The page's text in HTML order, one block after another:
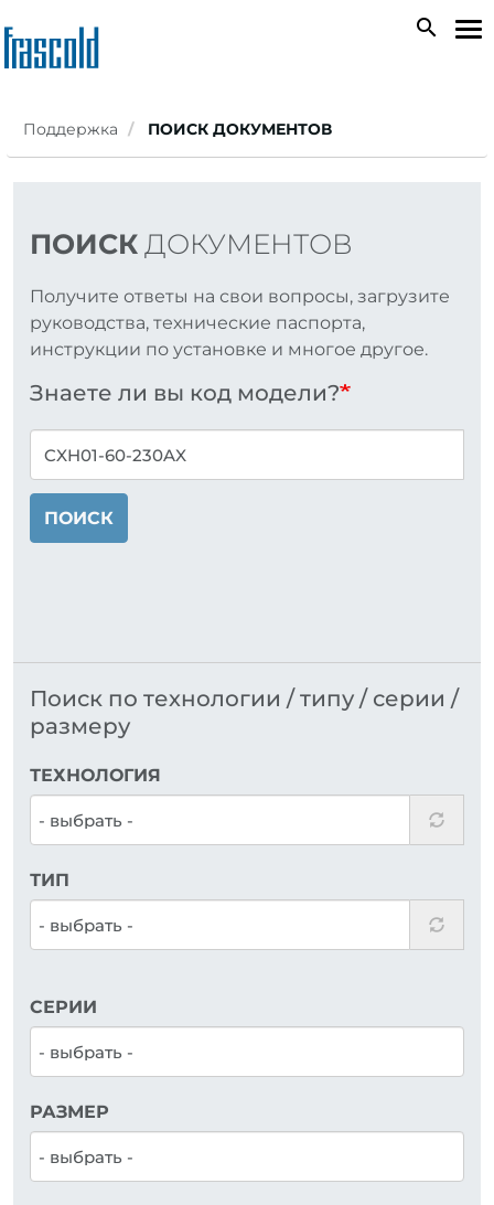
to
main
search
Поддержка ПОИСК ДОКУМЕНТОВ
ПОИСК ДОКУМЕНТОВ
Получите ответы на свои вопросы, загрузите
руководства, технические паспорта,
инструкции по установке и многое другое.
Знаете ли вы код модели?
ПОИСК
Поиск по технологии / типу / серии /
размеру
ТЕХНОЛОГИЯ
ТИП
СЕРИИ
РАЗМЕР